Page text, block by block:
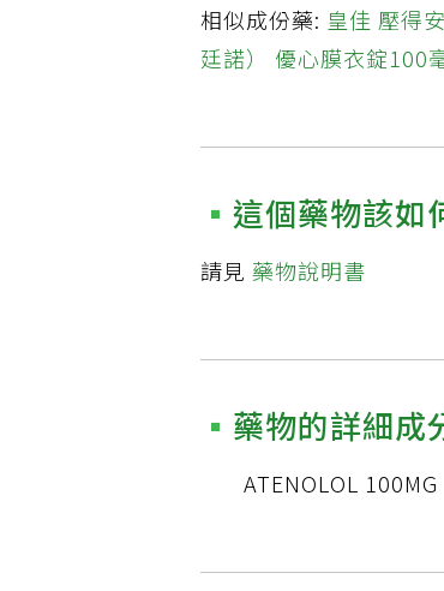
相似成份藥: 皇佳 壓得
廷諾）
優心膜衣錠100
這個藥物該如
請見 藥物說明書
藥物的詳細成
ATENOLOL 100MG